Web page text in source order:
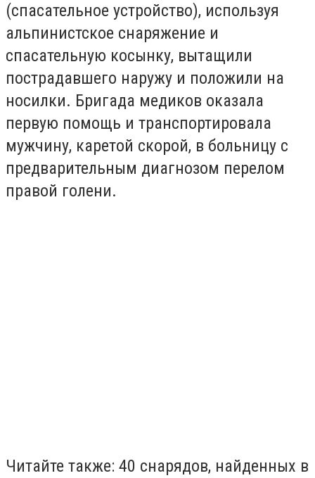
(спасательное устройство), используя
альпинистское снаряжение и
спасательную косынку, вытащили
пострадавшего наружу и положили на
носилки. Бригада медиков оказала
первую помощь и транспортировала
мужчину, каретой скорой, в больницу с
предварительным диагнозом перелом
правой голени.
Читайте также: 40 снарядов, найденных в